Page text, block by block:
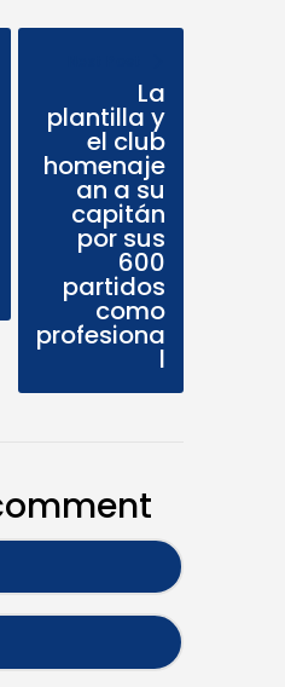
La
plantilla y
el club
homenaje
an a su
capitán
por sus
600
partidos
como
profesiona
l